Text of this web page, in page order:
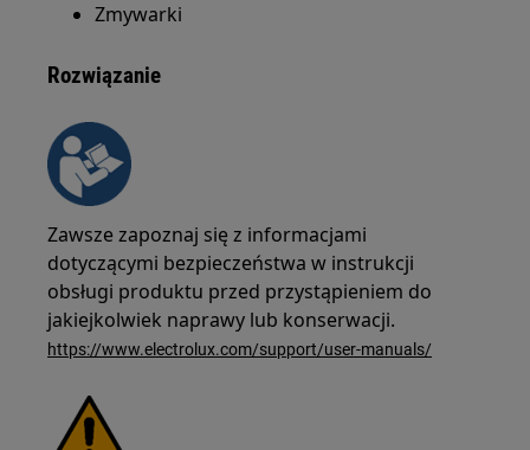
Zmywarki
Rozwiązanie
Zawsze zapoznaj się z informacjami
dotyczącymi bezpieczeństwa w instrukcji
obsługi produktu przed przystąpieniem do
jakiejkolwiek naprawy lub konserwacji.
https://www.electrolux.com/support/user-manuals/